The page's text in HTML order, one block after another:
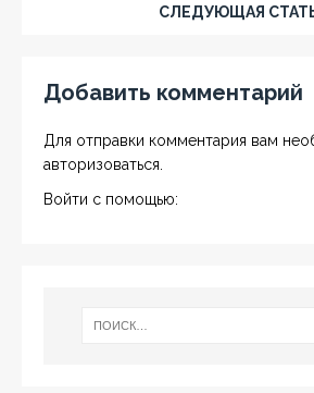
СЛЕДУЮЩАЯ
Добавить комментарий
Для отправки комментария вам
авторизоваться
Войти с помощью: